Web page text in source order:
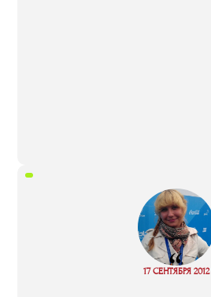
“
17 СЕНТЯБРЯ 2012
Read